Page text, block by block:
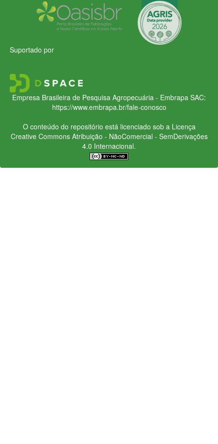
Suportado por
Empresa Brasileira de Pesquisa Agropecuária - Embrapa SAC:
https://www.embrapa.br/fale-conosco
O conteúdo do repositório está licenciado sob a Licença
Creative CommonsAtribuição - NãoComercial - SemDerivações
4.0 Internacional.